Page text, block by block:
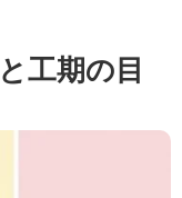
工期の目